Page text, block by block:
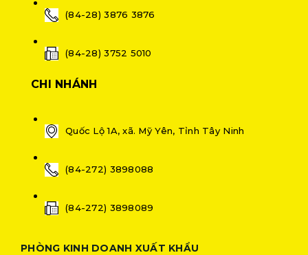
(84-28) 3876 3876
(84-28) 3752 5010
CHI NHÁNH
Quốc Lộ 1A, xã. Mỹ Yên, Tỉnh Tây Ninh
(84-272) 3898088
(84-272) 3898089
PHÒNG KINH DOANH XUẤT KHẨU